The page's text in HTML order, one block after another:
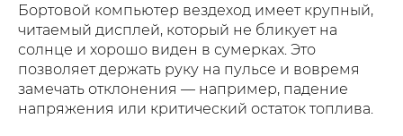
Бортовой компьютер вездеход имеет крупный,
читаемый дисплей, который не бликует на
солнце и хорошо виден в сумерках. Это
позволяет держать руку на пульсе и вовремя
замечать отклонения — например, падение
напряжения или критический остаток топлива.